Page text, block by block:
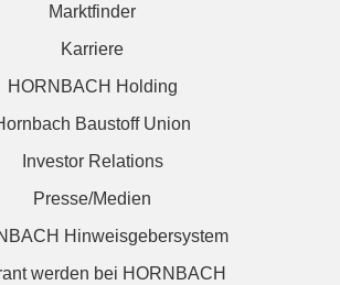
Marktfinder
Karriere
HORNBACH Holding
Baustoff Union
Investor Relations
Presse/Medien
Hinweisgebersystem
werden bei HORNBACH